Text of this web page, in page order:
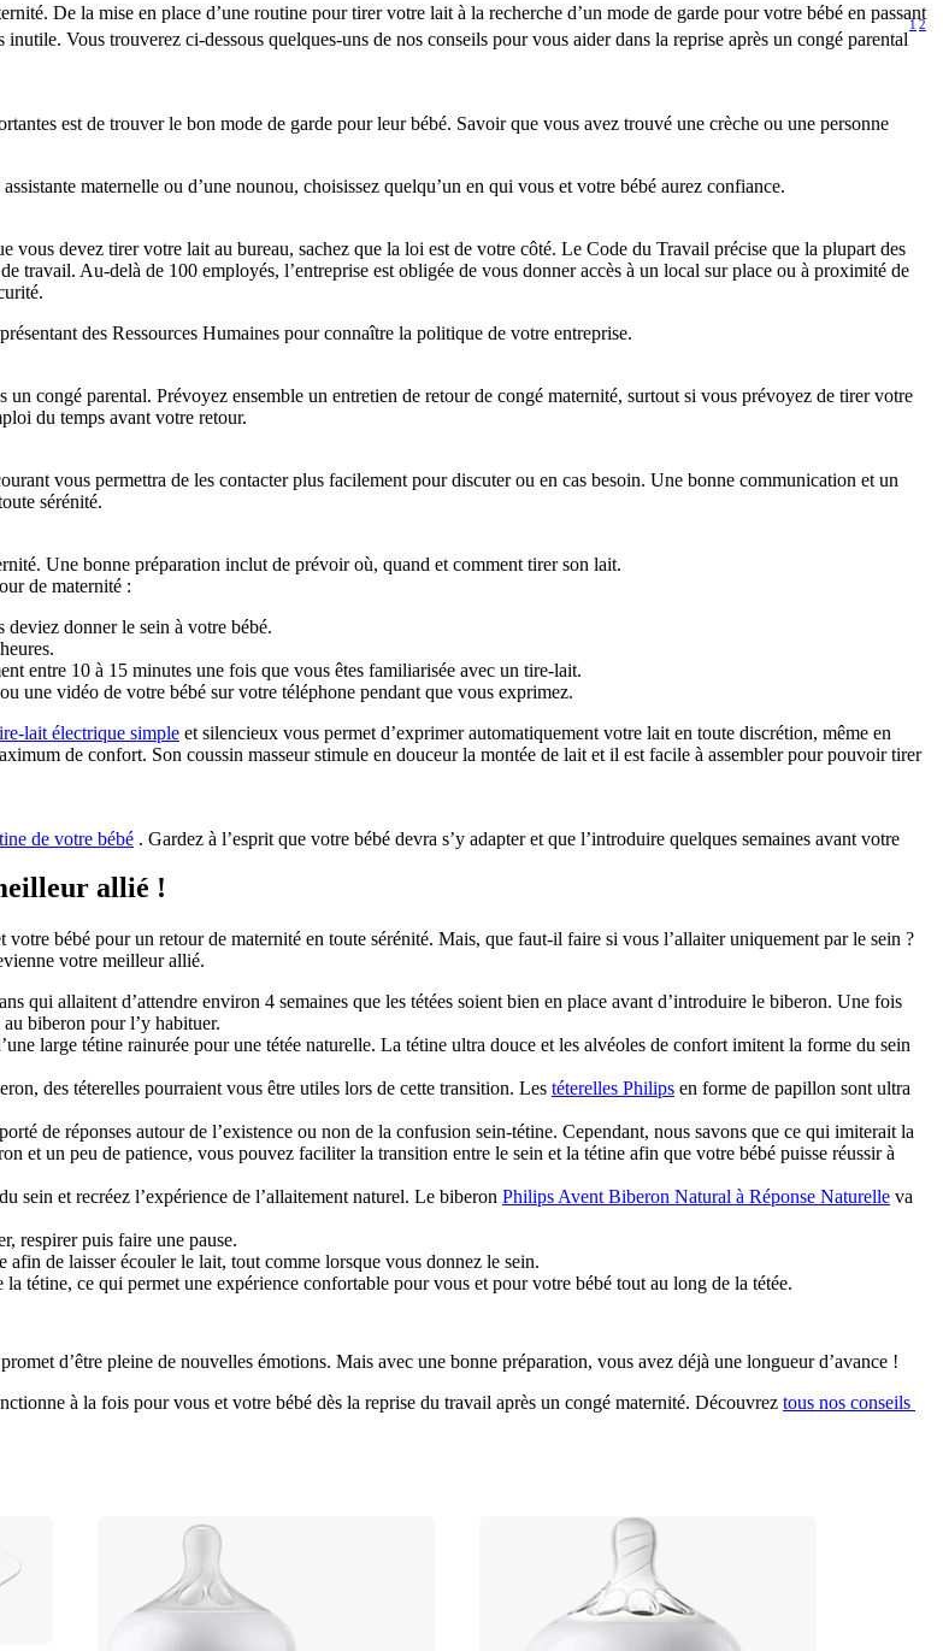
De la mise en place d’une routine pour tirer votre lait à la recherche d’un mode de garde pour votre bébé en passant
Vous trouverez ci-dessous quelques-uns de nos conseils pour vous aider dans la reprise après un congé parental
12
est de trouver le bon mode de garde pour leur bébé. Savoir que vous avez trouvé une crèche ou une personne
maternelle ou d’une nounou, choisissez quelqu’un en qui vous et votre bébé aurez confiance.
vous devez tirer votre lait au bureau, sachez que la loi est de votre côté. Le Code du Travail précise que la plupart des
travail. Au-delà de 100 employés, l’entreprise est obligée de vous donner accès à un local sur place ou à proximité de
des Ressources Humaines pour connaître la politique de votre entreprise.
congé parental. Prévoyez ensemble un entretien de retour de congé maternité, surtout si vous prévoyez de tirer votre
du temps avant votre retour.
vous permettra de les contacter plus facilement pour discuter ou en cas besoin. Une bonne communication et un
sérénité.
Une bonne préparation inclut de prévoir où, quand et comment tirer son lait.
de maternité :
donner le sein à votre bébé.
entre 10 à 15 minutes une fois que vous êtes familiarisée avec un tire-lait.
une vidéo de votre bébé sur votre téléphone pendant que vous exprimez.
lait électrique simple et silencieux vous permet d’exprimer automatiquement votre lait en toute discrétion, même en
de confort. Son coussin masseur stimule en douceur la montée de lait et il est facile à assembler pour pouvoir tirer
de votre bébé . Gardez à l’esprit que votre bébé devra s’y adapter et que l’introduire quelques semaines avant votre
allié !
bébé pour un retour de maternité en toute sérénité. Mais, que faut-il faire si vous l’allaiter uniquement par le sein ?
votre meilleur allié.
qui allaitent d’attendre environ 4 semaines que les tétées soient bien en place avant d’introduire le biberon. Une fois
biberon pour l’y habituer.
large tétine rainurée pour une tétée naturelle. La tétine ultra douce et les alvéoles de confort imitent la forme du sein
des téterelles pourraient vous être utiles lors de cette transition. Les téterelles Philips en forme de papillon sont ultra
de réponses autour de l’existence ou non de la confusion sein-tétine. Cependant, nous savons que ce qui imiterait la
et un peu de patience, vous pouvez faciliter la transition entre le sein et la tétine afin que votre bébé puisse réussir à
sein et recréez l’expérience de l’allaitement naturel. Le biberon Philips Avent Biberon Natural à Réponse Naturelle va
respirer puis faire une pause.
de laisser écouler le lait, tout comme lorsque vous donnez le sein.
tétine, ce qui permet une expérience confortable pour vous et pour votre bébé tout au long de la tétée.
d’être pleine de nouvelles émotions. Mais avec une bonne préparation, vous avez déjà une longueur d’avance !
à la fois pour vous et votre bébé dès la reprise du travail après un congé maternité. Découvrez